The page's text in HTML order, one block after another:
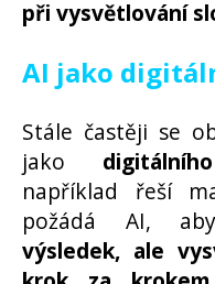
při vysvětlování
AI jako
Stále častěji se
jako
například řeší
požádá AI,
výsledek, ale